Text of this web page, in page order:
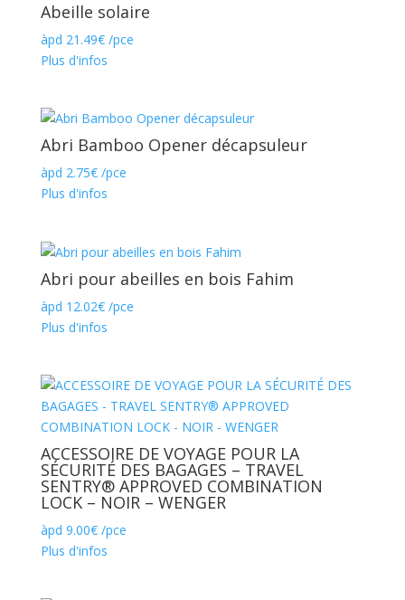
Abeille solaire
àpd 21.49€/pce
Plus d'infos
Abri Bamboo Opener décapsuleur
àpd 2.75€/pce
Plus d'infos
Abri pour abeilles en bois Fahim
àpd 12.02€/pce
Plus d'infos
ACCESSOIRE DE VOYAGE POUR LA
SÉCURITÉ DES BAGAGES – TRAVEL
SENTRY® APPROVED COMBINATION
LOCK – NOIR – WENGER
àpd 9.00€/pce
Plus d'infos